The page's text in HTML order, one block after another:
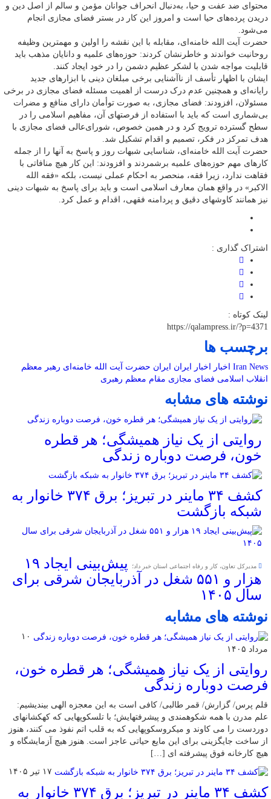
محتوای ضد عفت و حیا، به‌دنبال انحراف جوانان مؤمن و سالم از اصل دین و
دریدن پرده‌های حیا است و امروز این کار در بستر فضای مجازی انجام
می‌شود.
حضرت آیت الله خامنه‌ای، مقابله با این نقشه را اولین و مهمترین وظیفه
روحانیت خواندند و خاطرنشان کردند: حوزه‌های علمیه و دانایان مذهب باید
قابلیت مواجه شدن با لشکر عظیم دشمن را در خود ایجاد کنند.
ایشان با اظهار تأسف از ناآشنایی برخی مبلغان دینی با ابزارهای جدید
رایانه‌ای و همچنین عدم درک درست از اهمیت مسئله فضای مجازی در برخی
مسئولان، افزودند: فضای مجازی، به صورت توأمان دارای منافع و مضرات
بی‌شماری است که باید با استفاده از فرصتهای آن، مفاهیم اسلامی را در
سطح گسترده ترویج کرد و در همین خصوص، شورای‌عالی فضای مجازی با
هدف تمرکز در فکر، تصمیم و اقدام تشکیل شد.
حضرت آیت الله خامنه‌ای، شناسایی شبهات روز و پاسخ به آنها را از جمله
کارهای مهم حوزه‌های علمیه برشمردند و افزودند: این کار هیچ منافاتی با
فقاهت ندارد، زیرا فقه، منحصر به احکام عملی نیست، بلکه «فقه الله
الاکبر» در واقع همان معارف اسلامی است و باید برای پاسخ به شبهات دینی
نیز همانند کاوشهای دقیق و پردامنه فقهی، اقدام و عمل کرد.
اشتراک گذاری :
لینک کوتاه :
https://qalampress.ir/?p=4371
برچسب ها
Iran News اخبار اخبار ایران ایران حضرت آیت الله خامنه‌ای رهبر معظم
انقلاب اسلامی فضای مجازی مقام معظم رهبری
نوشته های مشابه
روایتی از یک نیاز همیشگی؛ هر قطره
خون، فرصت دوباره زندگی
کشف ۳۴ ماینر در تبریز؛ برق ۳۷۴ خانوار به
شبکه بازگشت
مدیرکل تعاون، کار و رفاه اجتماعی استان خبر داد؛
پیش‌بینی ایجاد ۱۹
هزار و ۵۵۱ شغل در آذربایجان شرقی برای
سال ۱۴۰۵
نوشته های مشابه
۱۰
مرداد ۱۴۰۵
روایتی از یک نیاز همیشگی؛ هر قطره خون،
فرصت دوباره زندگی
قلم پرس/ گزارش/ قمر طالبی/ کافی است به این معجزه الهی بیندیشیم:
علم مدرن با همه شکوهمندی و پیشرفتهایش؛ با تلسکوپهایی که کهکشانهای
دوردست را می کاوند و میکروسکوپهایی که به قلب اتم نفوذ می‌ کنند، هنوز
از ساخت جایگزینی برای این مایع حیاتی عاجز است. هنوز هیچ آزمایشگاه و
هیچ کارخانه فوق ‌پیشرفته ‌ای […]
۱۷ تیر ۱۴۰۵
کشف ۳۴ ماینر در تبریز؛ برق ۳۷۴ خانوار به